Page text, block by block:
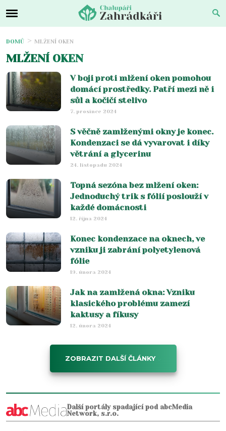
DOMŮ MLŽENÍ OKEN
MLŽENÍ OKEN
V boji proti mlžení oken pomohou
domácí prostředky. Patří mezi ně i
sůl a kočičí stelivo
7. prosince 2024
S věčně zamlženými okny je konec.
Kondenzaci se dá vyvarovat i díky
větrání a glycerinu
24. listopadu 2024
Topná sezóna bez mlžení oken:
Jednoduchý trik s fólií poslouží v
každé domácnosti
12. října 2024
Konec kondenzace na oknech, ve
vzniku ji zabrání polyetylenová
fólie
19. února 2024
Jak na zamlžená okna: Vzniku
klasického problému zamezí
kaktusy a fíkusy
12. února 2024
ZOBRAZIT DALŠÍ ČLÁNKY
Další portály spadající pod abcMedia
Network, s.r.o.